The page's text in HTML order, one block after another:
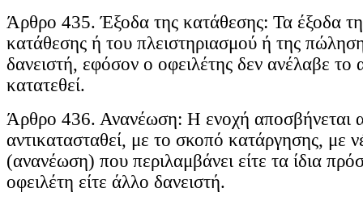
Άρθρο 435. Έξοδα της κατάθεσης: Τα έξοδα
κατάθεσης ή του πλειστηριασμού ή της
δανειστή, εφόσον ο οφειλέτης δεν ανέλαβε το
κατατεθεί.
Άρθρο 436. Ανανέωση: Η ενοχή αποσβήνεται
αντικατασταθεί, με το σκοπό κατάργησης, με
(ανανέωση) που περιλαμβάνει είτε τα ίδια
οφειλέτη είτε άλλο δανειστή.